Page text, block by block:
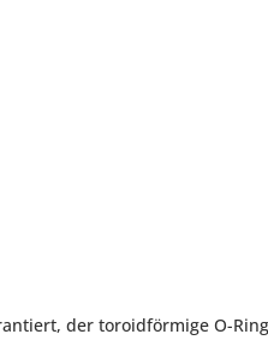
der toroidförmige O-